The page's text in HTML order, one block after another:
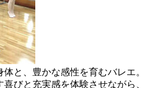
と、豊かな感性を育むバレエ。
びと充実感を体験させながら、